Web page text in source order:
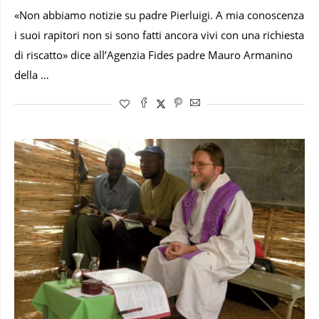
«Non abbiamo notizie su padre Pierluigi. A mia conoscenza
i suoi rapitori non si sono fatti ancora vivi con una richiesta
di riscatto» dice all’Agenzia Fides padre Mauro Armanino
della …